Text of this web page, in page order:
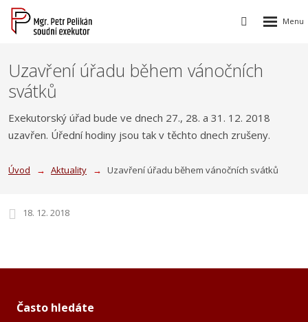
Vyhledávání
Rozbalení
Uzavření úřadu během vánočních
svátků
Exekutorský úřad bude ve dnech 27., 28. a 31. 12. 2018
uzavřen. Úřední hodiny jsou tak v těchto dnech zrušeny.
Úvod Aktuality Uzavření úřadu během vánočních svátků
18. 12. 2018
Často hledáte